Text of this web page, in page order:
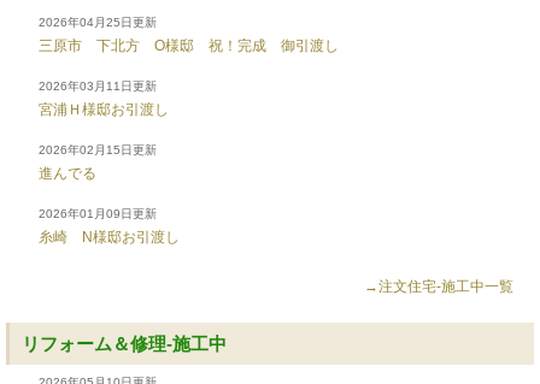
2026年04月25日更新
三原市 下北方 O様邸 祝！完成 御引渡し
2026年03月11日更新
宮浦Ｈ様邸お引渡し
2026年02月15日更新
進んでる
2026年01月09日更新
糸崎 N様邸お引渡し
→注文住宅-施工中一覧
リフォーム＆修理-施工中